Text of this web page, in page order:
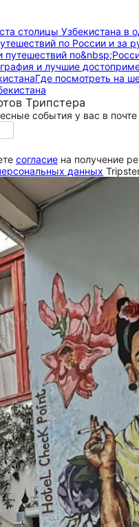
столицы Узбекистана в
по России и за
и лучшие
Где посмотреть на
Трипстера
события у вас в почте
согласие на получение
данных